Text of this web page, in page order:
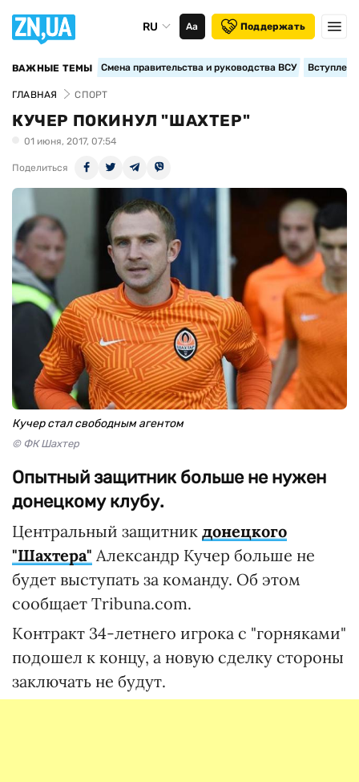
RU Аа Поддержать
ВАЖНЫЕ ТЕМЫ Смена правительства и руководства ВСУ
ГЛАВНАЯ СПОРТ
КУЧЕР ПОКИНУЛ "ШАХТЕР"
01 июня, 2017, 07:54
Поделиться
Кучер стал свободным агентом
© ФК Шахтер
Опытный защитник больше не нужен
донецкому клубу.
Центральный защитник донецкого
"Шахтера" Александр Кучер больше не
будет выступать за команду. Об этом
сообщает Tribuna.com.
Контракт 34-летнего игрока с "горняками"
подошел к концу, а новую сделку стороны
заключать не будут.